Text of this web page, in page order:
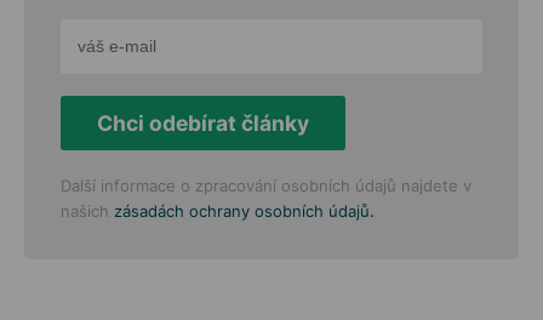
Chci odebírat články
Další informace o zpracování osobních údajů najdete v
našich zásadách ochrany osobních údajů.